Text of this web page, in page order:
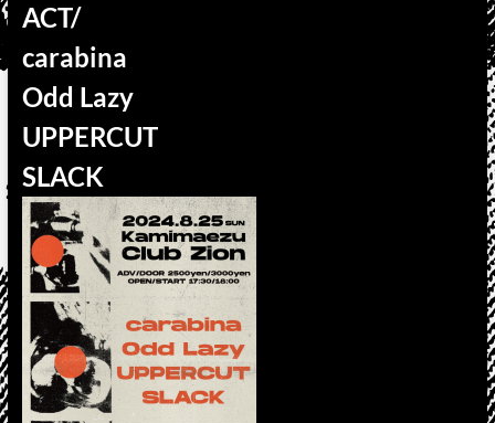
ACT/
carabina
Odd Lazy
UPPERCUT
SLACK